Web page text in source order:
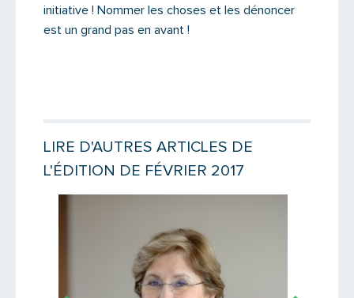
initiative ! Nommer les choses et les dénoncer
est un grand pas en avant !
LIRE D'AUTRES ARTICLES DE
L'ÉDITION DE FÉVRIER 2017